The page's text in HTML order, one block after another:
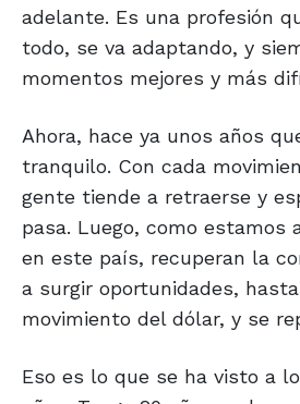
adelante. Es una profesión
todo, se va adaptando, y
momentos mejores y más
Ahora, hace ya unos años
tranquilo. Con cada
gente tiende a retraerse y
pasa. Luego, como estamos
en este país, recuperan la
a surgir oportunidades,
movimiento del dólar, y se
Eso es lo que se ha visto a